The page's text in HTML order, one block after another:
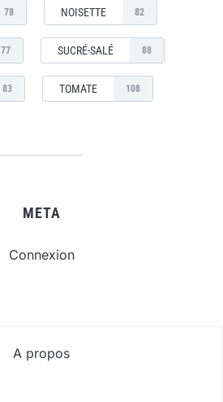
78 NOISETTE 82
77 SUCRÉ-SALÉ 88
83 TOMATE 108
META
Connexion
A propos